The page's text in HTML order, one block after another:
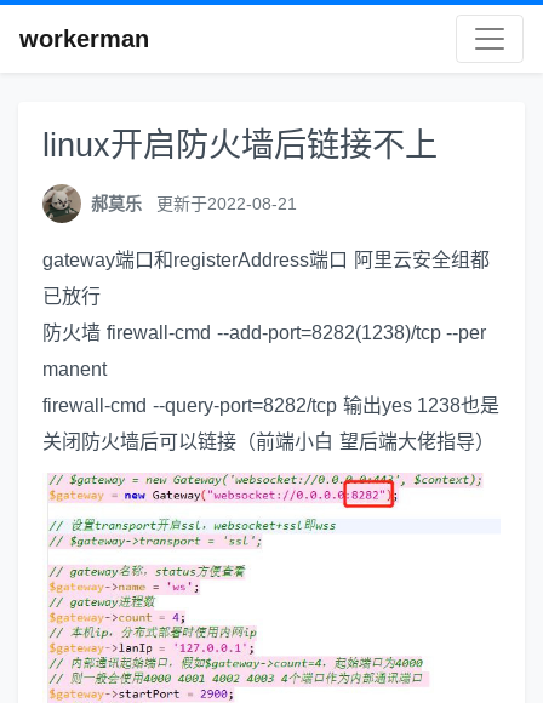
workerman
linux开启防火墙后链接不上
郝莫乐 更新于2022-08-21
gateway端口和registerAddress端口 阿里云安全组都
已放行
防火墙 firewall-cmd --add-port=8282(1238)/tcp --per
manent
firewall-cmd --query-port=8282/tcp 输出yes 1238也是
关闭防火墙后可以链接（前端小白 望后端大佬指导）